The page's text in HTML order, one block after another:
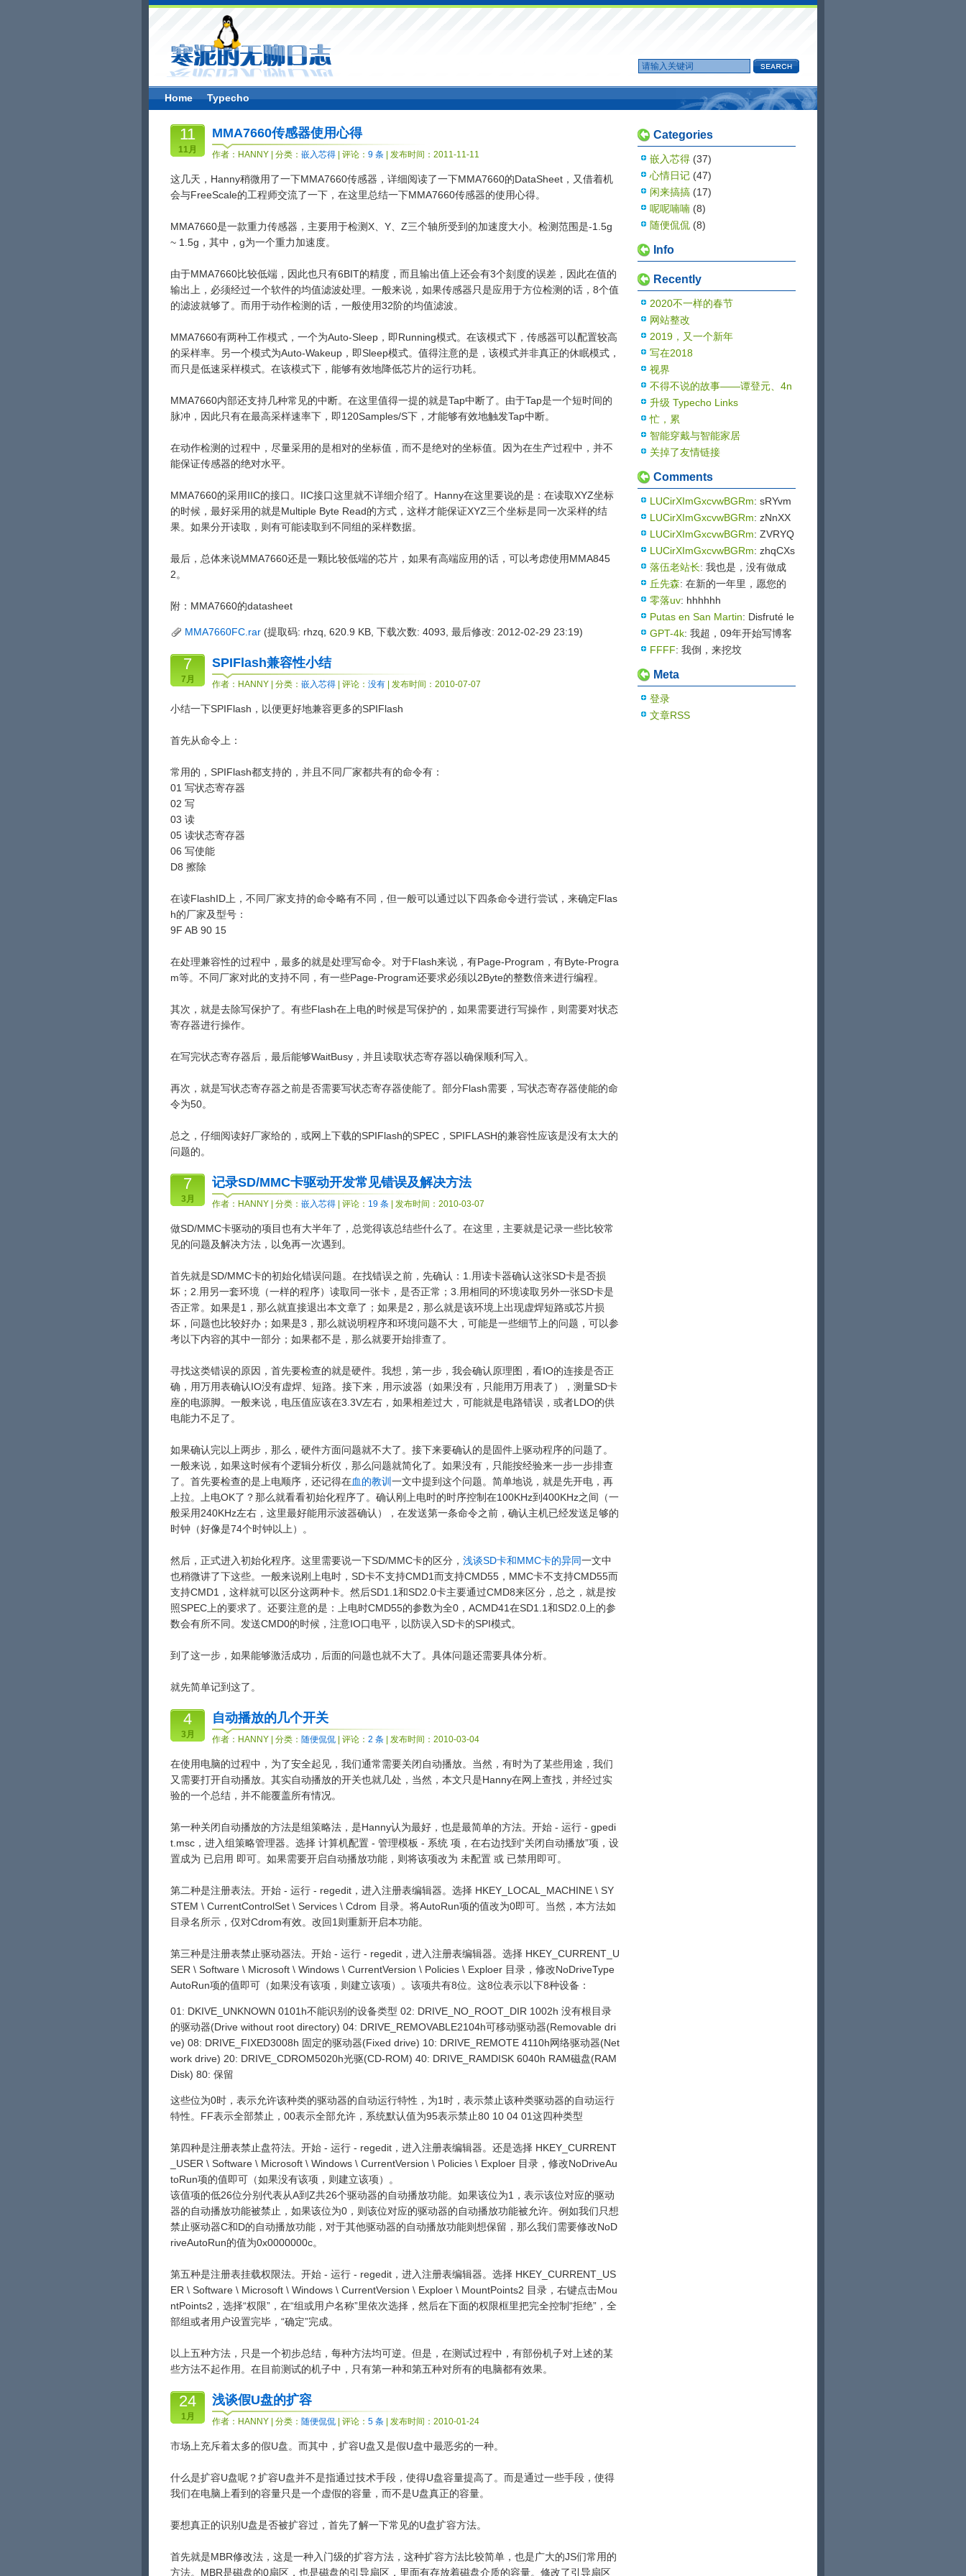
Home Typecho
11
11月
MMA7660传感器使用心得
作者： HANNY | 分类： 嵌入芯得 | 评论： 9 条 | 发布时间：2011-11-11
这几天，Hanny稍微用了一下MMA7660传感器，详细阅读了一下MMA7660的DataSheet，又借着机
会与FreeScale的工程师交流了一下，在这里总结一下MMA7660传感器的使用心得。
MMA7660是一款重力传感器，主要用于检测X、Y、Z三个轴所受到的加速度大小。检测范围是-1.5g
~ 1.5g，其中，g为一个重力加速度。
由于MMA7660比较低端，因此也只有6BIT的精度，而且输出值上还会有3个刻度的误差，因此在值的
输出上，必须经过一个软件的均值滤波处理。一般来说，如果传感器只是应用于方位检测的话，8个值
的滤波就够了。而用于动作检测的话，一般使用32阶的均值滤波。
MMA7660有两种工作模式，一个为Auto-Sleep，即Running模式。在该模式下，传感器可以配置较高
的采样率。另一个模式为Auto-Wakeup，即Sleep模式。值得注意的是，该模式并非真正的休眠模式，
而只是低速采样模式。在该模式下，能够有效地降低芯片的运行功耗。
MMA7660内部还支持几种常见的中断。在这里值得一提的就是Tap中断了。由于Tap是一个短时间的
脉冲，因此只有在最高采样速率下，即120Samples/S下，才能够有效地触发Tap中断。
在动作检测的过程中，尽量采用的是相对的坐标值，而不是绝对的坐标值。因为在生产过程中，并不
能保证传感器的绝对水平。
MMA7660的采用IIC的接口。IIC接口这里就不详细介绍了。Hanny在这里要说的是：在读取XYZ坐标
的时候，最好采用的就是Multiple Byte Read的方式，这样才能保证XYZ三个坐标是同一次采样的结
果。如果分开读取，则有可能读取到不同组的采样数据。
最后，总体来说MMA7660还是一颗比较低端的芯片，如果有高端应用的话，可以考虑使用MMA845
2。
附：MMA7660的datasheet
MMA7660FC.rar (提取码: rhzq, 620.9 KB, 下载次数: 4093, 最后修改: 2012-02-29 23:19)
7
7月
SPIFlash兼容性小结
作者： HANNY | 分类： 嵌入芯得 | 评论： 没有 | 发布时间：2010-07-07
小结一下SPIFlash，以便更好地兼容更多的SPIFlash
首先从命令上：
常用的，SPIFlash都支持的，并且不同厂家都共有的命令有：
01 写状态寄存器
02 写
03 读
05 读状态寄存器
06 写使能
D8 擦除
在读FlashID上，不同厂家支持的命令略有不同，但一般可以通过以下四条命令进行尝试，来确定Flas
h的厂家及型号：
9F AB 90 15
在处理兼容性的过程中，最多的就是处理写命令。对于Flash来说，有Page-Program，有Byte-Progra
m等。不同厂家对此的支持不同，有一些Page-Program还要求必须以2Byte的整数倍来进行编程。
其次，就是去除写保护了。有些Flash在上电的时候是写保护的，如果需要进行写操作，则需要对状态
寄存器进行操作。
在写完状态寄存器后，最后能够WaitBusy，并且读取状态寄存器以确保顺利写入。
再次，就是写状态寄存器之前是否需要写状态寄存器使能了。部分Flash需要，写状态寄存器使能的命
令为50。
总之，仔细阅读好厂家给的，或网上下载的SPIFlash的SPEC，SPIFLASH的兼容性应该是没有太大的
问题的。
7
3月
记录SD/MMC卡驱动开发常见错误及解决方法
作者： HANNY | 分类： 嵌入芯得 | 评论： 19 条 | 发布时间：2010-03-07
做SD/MMC卡驱动的项目也有大半年了，总觉得该总结些什么了。在这里，主要就是记录一些比较常
见的问题及解决方法，以免再一次遇到。
首先就是SD/MMC卡的初始化错误问题。在找错误之前，先确认：1.用读卡器确认这张SD卡是否损
坏；2.用另一套环境（一样的程序）读取同一张卡，是否正常；3.用相同的环境读取另外一张SD卡是
否正常。如果是1，那么就直接退出本文章了；如果是2，那么就是该环境上出现虚焊短路或芯片损
坏，问题也比较好办；如果是3，那么就说明程序和环境问题不大，可能是一些细节上的问题，可以参
考以下内容的其中一部分；如果都不是，那么就要开始排查了。
寻找这类错误的原因，首先要检查的就是硬件。我想，第一步，我会确认原理图，看IO的连接是否正
确，用万用表确认IO没有虚焊、短路。接下来，用示波器（如果没有，只能用万用表了），测量SD卡
座的电源脚。一般来说，电压值应该在3.3V左右，如果相差过大，可能就是电路错误，或者LDO的供
电能力不足了。
如果确认完以上两步，那么，硬件方面问题就不大了。接下来要确认的是固件上驱动程序的问题了。
一般来说，如果这时候有个逻辑分析仪，那么问题就简化了。如果没有，只能按经验来一步一步排查
了。首先要检查的是上电顺序，还记得在血的教训 一文中提到这个问题。简单地说，就是先开电，再
上拉。上电OK了？那么就看看初始化程序了。确认刚上电时的时序控制在100KHz到400KHz之间（一
般采用240KHz左右，这里最好能用示波器确认），在发送第一条命令之前，确认主机已经发送足够的
时钟（好像是74个时钟以上）。
然后，正式进入初始化程序。这里需要说一下SD/MMC卡的区分， 浅谈SD卡和MMC卡的异同一文中
也稍微讲了下这些。一般来说刚上电时，SD卡不支持CMD1而支持CMD55，MMC卡不支持CMD55而
支持CMD1，这样就可以区分这两种卡。然后SD1.1和SD2.0卡主要通过CMD8来区分，总之，就是按
照SPEC上的要求了。还要注意的是：上电时CMD55的参数为全0，ACMD41在SD1.1和SD2.0上的参
数会有所不同。发送CMD0的时候，注意IO口电平，以防误入SD卡的SPI模式。
到了这一步，如果能够激活成功，后面的问题也就不大了。具体问题还需要具体分析。
就先简单记到这了。
4
3月
自动播放的几个开关
作者： HANNY | 分类： 随便侃侃 | 评论： 2 条 | 发布时间：2010-03-04
在使用电脑的过程中，为了安全起见，我们通常需要关闭自动播放。当然，有时为了某些用途，我们
又需要打开自动播放。其实自动播放的开关也就几处，当然，本文只是Hanny在网上查找，并经过实
验的一个总结，并不能覆盖所有情况。
第一种关闭自动播放的方法是组策略法，是Hanny认为最好，也是最简单的方法。开始 - 运行 - gpedi
t.msc，进入组策略管理器。选择 计算机配置 - 管理模板 - 系统 项，在右边找到“关闭自动播放”项，设
置成为 已启用 即可。如果需要开启自动播放功能，则将该项改为 未配置 或 已禁用即可。
第二种是注册表法。开始 - 运行 - regedit，进入注册表编辑器。选择 HKEY_LOCAL_MACHINE \ SY
STEM \ CurrentControlSet \ Services \ Cdrom 目录。将AutoRun项的值改为0即可。当然，本方法如
目录名所示，仅对Cdrom有效。改回1则重新开启本功能。
第三种是注册表禁止驱动器法。开始 - 运行 - regedit，进入注册表编辑器。选择 HKEY_CURRENT_U
SER \ Software \ Microsoft \ Windows \ CurrentVersion \ Policies \ Exploer 目录，修改NoDriveType
AutoRun项的值即可（如果没有该项，则建立该项）。该项共有8位。这8位表示以下8种设备：
01: DKIVE_UNKNOWN 0101h不能识别的设备类型 02: DRIVE_NO_ROOT_DIR 1002h 没有根目录
的驱动器(Drive without root directory) 04: DRIVE_REMOVABLE2104h可移动驱动器(Removable dri
ve) 08: DRIVE_FIXED3008h 固定的驱动器(Fixed drive) 10: DRIVE_REMOTE 4110h网络驱动器(Net
work drive) 20: DRIVE_CDROM5020h光驱(CD-ROM) 40: DRIVE_RAMDISK 6040h RAM磁盘(RAM
Disk) 80: 保留
这些位为0时，表示允许该种类的驱动器的自动运行特性，为1时，表示禁止该种类驱动器的自动运行
特性。FF表示全部禁止，00表示全部允许，系统默认值为95表示禁止80 10 04 01这四种类型
第四种是注册表禁止盘符法。开始 - 运行 - regedit，进入注册表编辑器。还是选择 HKEY_CURRENT
_USER \ Software \ Microsoft \ Windows \ CurrentVersion \ Policies \ Exploer 目录，修改NoDriveAu
toRun项的值即可（如果没有该项，则建立该项）。
该值项的低26位分别代表从A到Z共26个驱动器的自动播放功能。如果该位为1，表示该位对应的驱动
器的自动播放功能被禁止，如果该位为0，则该位对应的驱动器的自动播放功能被允许。例如我们只想
禁止驱动器C和D的自动播放功能，对于其他驱动器的自动播放功能则想保留，那么我们需要修改NoD
riveAutoRun的值为0x0000000c。
第五种是注册表挂载权限法。开始 - 运行 - regedit，进入注册表编辑器。选择 HKEY_CURRENT_US
ER \ Software \ Microsoft \ Windows \ CurrentVersion \ Exploer \ MountPoints2 目录，右键点击Mou
ntPoints2，选择“权限”，在“组或用户名称”里依次选择，然后在下面的权限框里把完全控制“拒绝”，全
部组或者用户设置完毕，“确定”完成。
以上五种方法，只是一个初步总结，每种方法均可逆。但是，在测试过程中，有部份机子对上述的某
些方法不起作用。在目前测试的机子中，只有第一种和第五种对所有的电脑都有效果。
24
1月
浅谈假U盘的扩容
作者： HANNY | 分类： 随便侃侃 | 评论： 5 条 | 发布时间：2010-01-24
市场上充斥着太多的假U盘。而其中，扩容U盘又是假U盘中最恶劣的一种。
什么是扩容U盘呢？扩容U盘并不是指通过技术手段，使得U盘容量提高了。而是通过一些手段，使得
我们在电脑上看到的容量只是一个虚假的容量，而不是U盘真正的容量。
要想真正的识别U盘是否被扩容过，首先了解一下常见的U盘扩容方法。
首先就是MBR修改法，这是一种入门级的扩容方法，这种扩容方法比较简单，也是广大的JS们常用的
方法。MBR是磁盘的0扇区，也是磁盘的引导扇区，里面有存放着磁盘介质的容量。修改了引导扇区
Categories
嵌入芯得 (37)
心情日记 (47)
闲来搞搞 (17)
呢呢喃喃 (8)
随便侃侃 (8)
Info
Recently
2020不一样的春节
网站整改
2019，又一个新年
写在2018
视界
不得不说的故事——谭登元、4n
gel与Sablog
升级 Typecho Links
忙，累
智能穿戴与智能家居
关掉了友情链接
Comments
LUCirXImGxcvwBGRm: sRYvm
mQRDzyuyhex
LUCirXImGxcvwBGRm: zNnXX
hhbEsWxICygDkrUXux
LUCirXImGxcvwBGRm: ZVRYQ
NTiycBqHmetcHb
LUCirXImGxcvwBGRm: zhqCXs
ShBKeHXUuwte
落伍老站长: 我也是，没有做成
功哪怕一个站点 钱花了大几万
丘先森: 在新的一年里，愿您的
一路走来，美景相伴，幸福相
随。祝您元旦快乐，万事如意！
零落uv: hhhhhh
Putas en San Martin: Disfruté le
yendo la entrada de tu blog. tu
blog...
GPT-4k: 我超，09年开始写博客
的大佬
FFFF: 我倒，来挖坟
Meta
登录
文章RSS